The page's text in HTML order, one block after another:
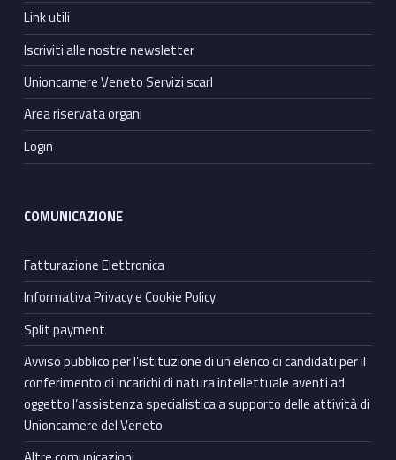
Link utili
Iscriviti alle nostre newsletter
Unioncamere Veneto Servizi scarl
Area riservata organi
Login
COMUNICAZIONE
Fatturazione Elettronica
Informativa Privacy e Cookie Policy
Split payment
Avviso pubblico per l’istituzione di un elenco di candidati per il
conferimento di incarichi di natura intellettuale aventi ad
oggetto l’assistenza specialistica a supporto delle attività di
Unioncamere del Veneto